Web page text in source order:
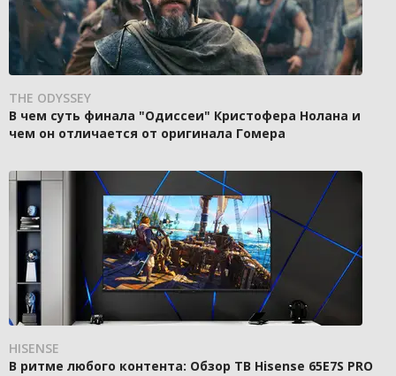
THE ODYSSEY
В чем суть финала "Одиссеи" Кристофера Нолана и
чем он отличается от оригинала Гомера
HISENSE
В ритме любого контента: Обзор ТВ Hisense 65E7S PRO